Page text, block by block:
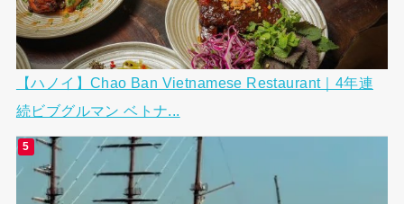
【ハノイ】Chao Ban Vietnamese Restaurant｜4年連
続ビブグルマン ベトナ...